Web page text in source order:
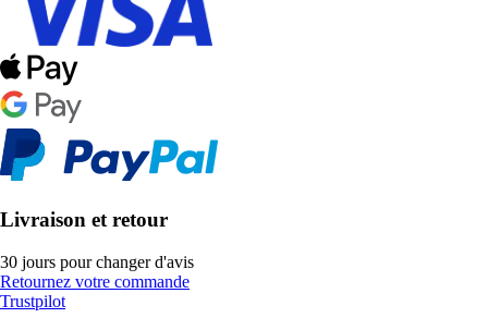
Livraison et retour
30 jours pour changer d'avis
Retournez votre commande
Trustpilot